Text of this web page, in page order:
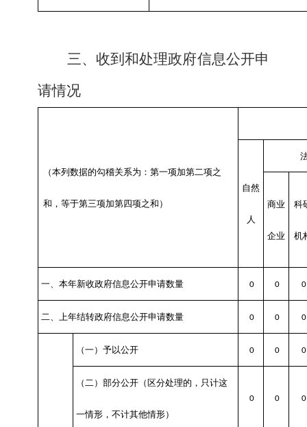
三、收到和处理政府信息公开申
请情况
（本列数据的勾稽关系为：第一项加第二项之
和，等于第三项加第四项之和）
自然
人
商业
企业
科
机
一、本年新收政府信息公开申请数量 0 0 0
二、上年结转政府信息公开申请数量 0 0 0
（一）予以公开 0 0 0
（二）部分公开（区分处理的，只计这
一情形，不计其他情形）
0 0 0